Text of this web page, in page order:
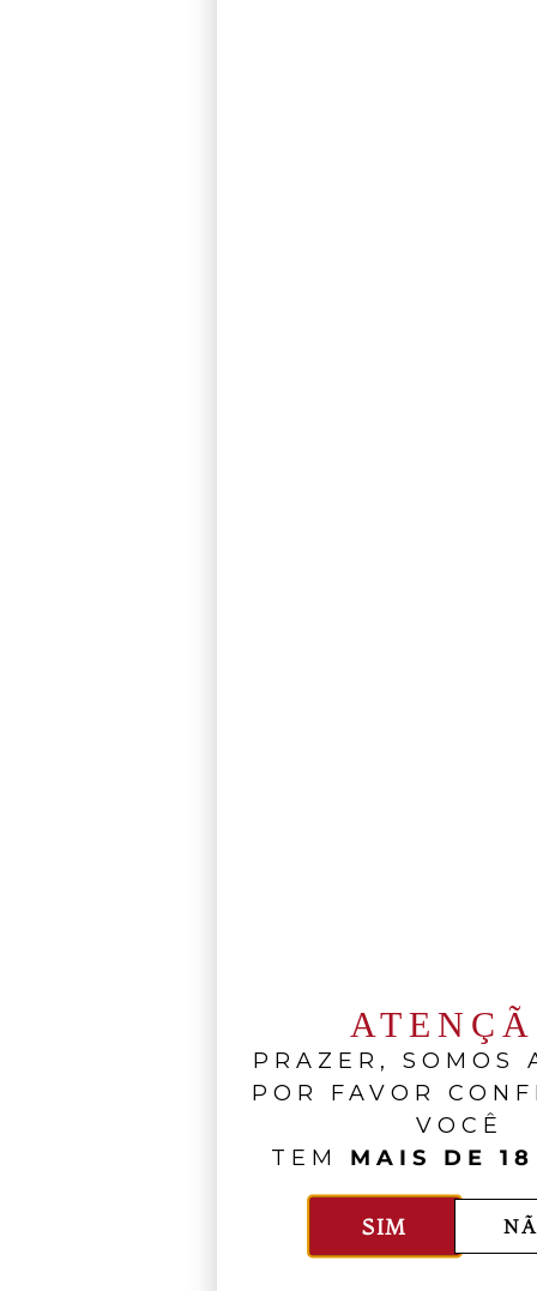
PRAZER, SOMOS
POR FAVOR
VOCÊ
TEM MAIS DE
SIM